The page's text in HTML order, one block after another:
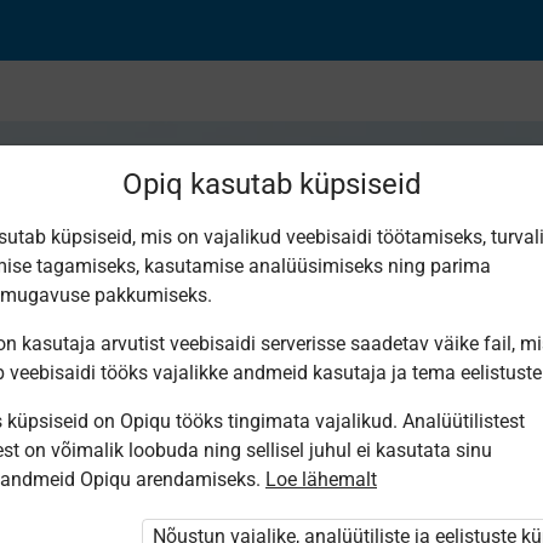
kolm
Katse on
nimetada
selgitab
Opiq kasutab küpsiseid
küpsiseid, mis on vajalikud veebisaidi töötamiseks,
tagamiseks, kasutamise analüüsimiseks ning parima
pakkumiseks.
kasutaja arvutist veebisaidi serverisse saadetav väike fail,
veebisaidi tööks vajalikke andmeid kasutaja ja tema
küpsiseid on Opiqu tööks tingimata vajalikud. Analüütilistest
on võimalik loobuda ning sellisel juhul ei kasutata sinu
Opiqu arendamiseks. Loe lähemalt
Nõustun vajalike, analüütiliste ja eelistuste